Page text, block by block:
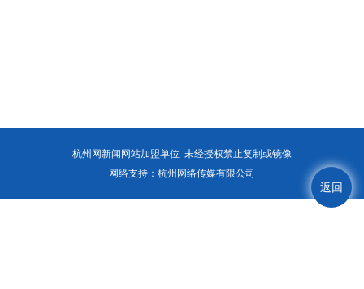
返回
杭州网新闻网站加盟单位 未经授权禁止复制或镜像
网络支持：杭州网络传媒有限公司